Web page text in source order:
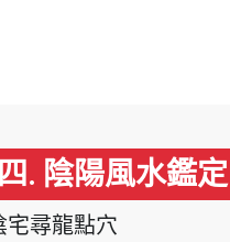
四. 陰陽風水鑑定
宅尋龍點穴